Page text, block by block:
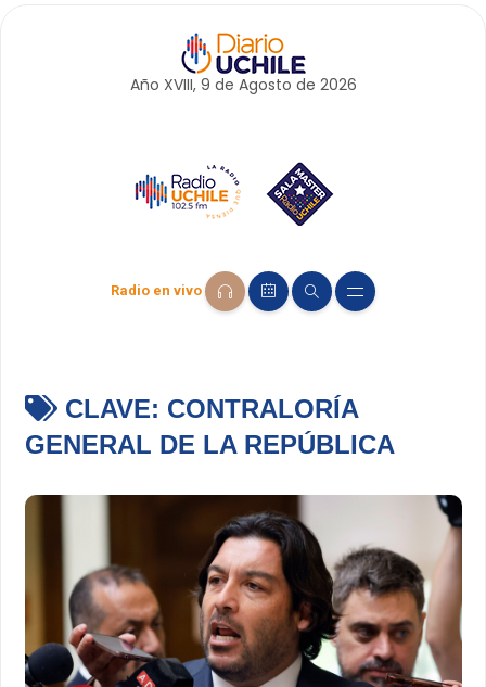
Año XVIII, 9 de Agosto de 2026
Radio en vivo
CLAVE: CONTRALORÍA
GENERAL DE LA REPÚBLICA